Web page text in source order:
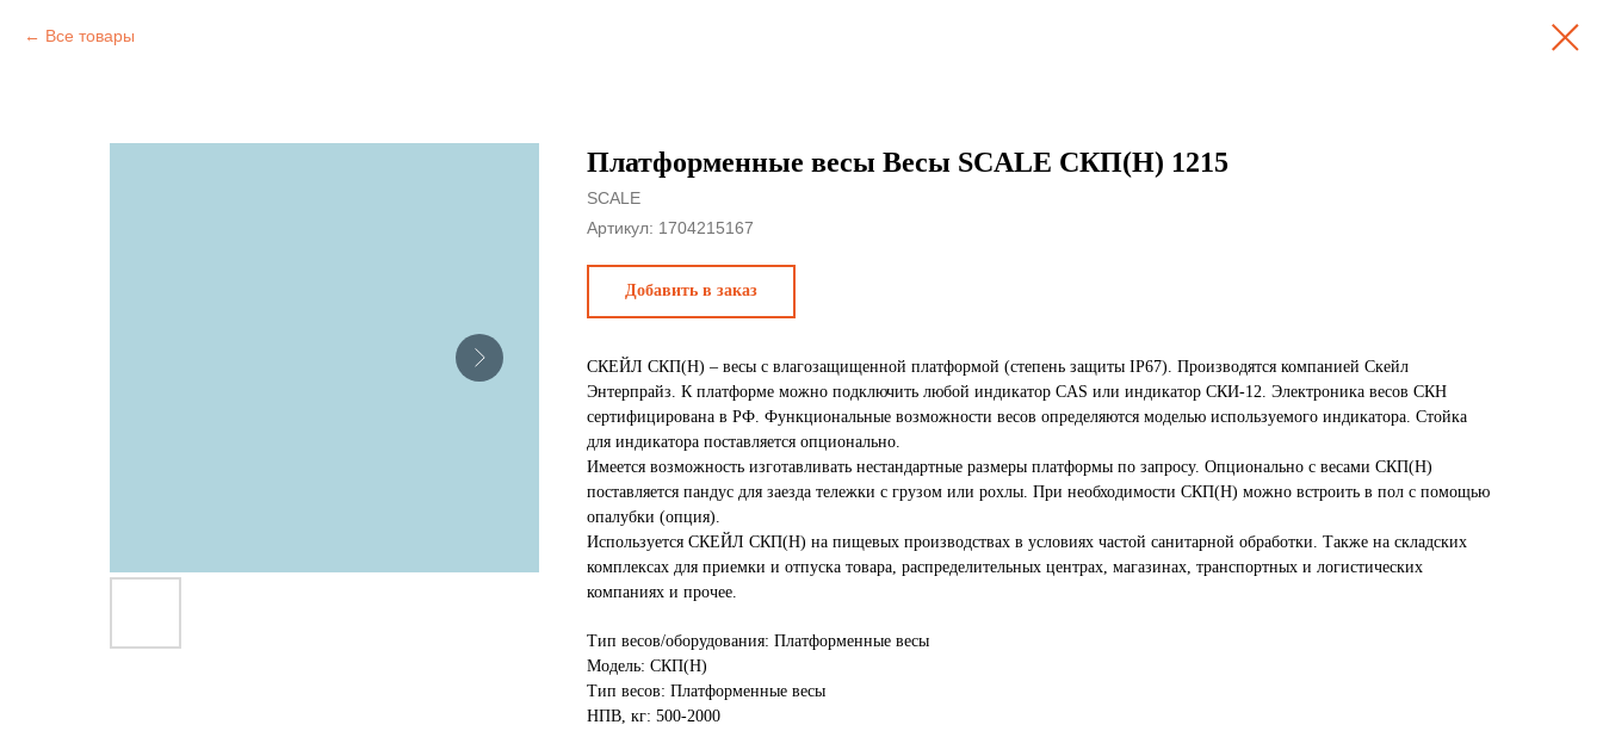
Все товары
Платформенные весы Весы SCALE СКП(Н) 1215
SCALE
Артикул: 1704215167
Добавить в заказ
СКЕЙЛ СКП(Н) – весы с влагозащищенной платформой (степень защиты IP67). Производятся компанией Скейл
Энтерпрайз. К платформе можно подключить любой индикатор CAS или индикатор СКИ-12. Электроника весов СКН
сертифицирована в РФ. Функциональные возможности весов определяются моделью используемого индикатора. Стойка
для индикатора поставляется опционально.
Имеется возможность изготавливать нестандартные размеры платформы по запросу. Опционально с весами СКП(Н)
поставляется пандус для заезда тележки с грузом или рохлы. При необходимости СКП(Н) можно встроить в пол с помощью
опалубки (опция).
Используется СКЕЙЛ СКП(Н) на пищевых производствах в условиях частой санитарной обработки. Также на складских
комплексах для приемки и отпуска товара, распределительных центрах, магазинах, транспортных и логистических
компаниях и прочее.
Тип весов/оборудования: Платформенные весы
Модель: СКП(Н)
Тип весов: Платформенные весы
НПВ, кг: 500-2000